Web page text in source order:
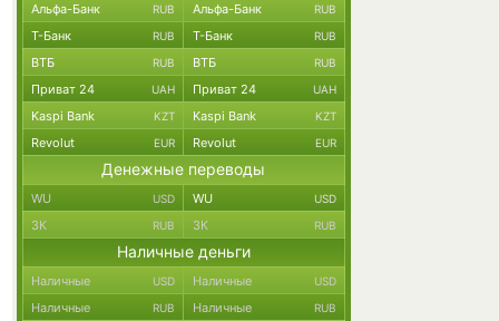
Альфа-Банк RUB Альфа-Банк RUB
Т-Банк RUB Т-Банк RUB
ВТБ RUB ВТБ RUB
Приват 24 UAH Приват 24 UAH
Kaspi Bank KZT Kaspi Bank KZT
Revolut EUR Revolut EUR
Денежные переводы
WU USD WU USD
ЗК RUB ЗК RUB
Наличные деньги
Наличные USD Наличные USD
Наличные RUB Наличные RUB